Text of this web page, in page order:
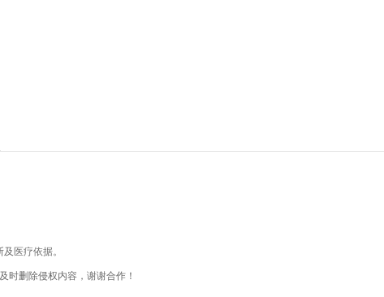
医疗依据。
时删除侵权内容，谢谢合作！